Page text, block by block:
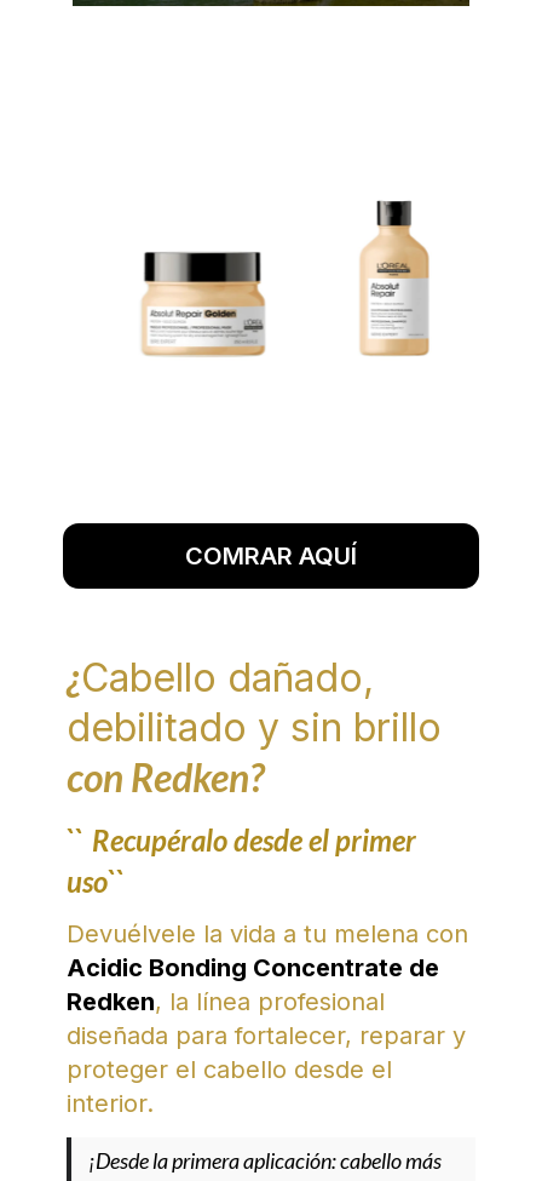
COMRAR AQUÍ
¿Cabello dañado,
debilitado y sin brillo
con Redken?
`` Recupéralo desde el primer
uso``
Devuélvele la vida a tu melena con
Acidic Bonding Concentrate de
Redken, la línea profesional
diseñada para fortalecer, reparar y
proteger el cabello desde el
interior.
¡Desde la primera aplicación: cabello más